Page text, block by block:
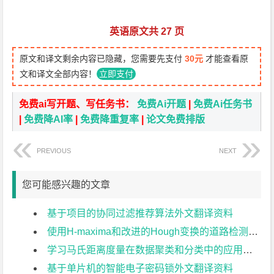
英语原文共 27 页
原文和译文剩余内容已隐藏，您需要先支付30元 才能查看原
文和译文全部内容！ 立即支付
免费ai写开题、写任务书：免费Ai开题 |免费Ai任务书
|免费降AI率 |免费降重复率 |论文免费排版
PREVIOUS NEXT
您可能感兴趣的文章
基于项目的协同过滤推荐算法外文翻译资料
使用H-maxima和改进的Hough变换的道路检测外文翻译资料
学习马氏距离度量在数据聚类和分类中的应用外文翻译资料
基于单片机的智能电子密码锁外文翻译资料